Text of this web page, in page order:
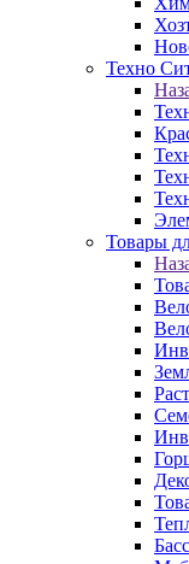
Техно
Товары